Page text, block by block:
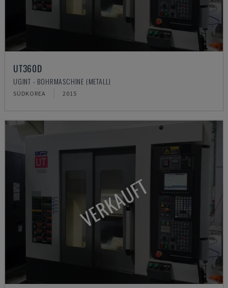
UT360D
UGINT - BOHRMASCHINE (METALL)
SÜDKOREA 2015
VERKAUFT